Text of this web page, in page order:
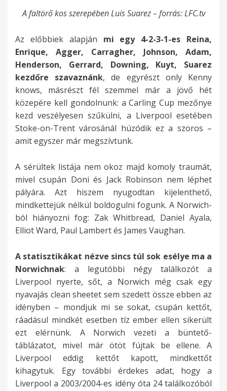
A faltörő kos szerepében Luis Suarez – forrás: LFC.tv
Az előbbiek alapján mi egy 4-2-3-1-es Reina,
Enrique, Agger, Carragher, Johnson, Adam,
Henderson, Gerrard, Downing, Kuyt, Suarez
kezdőre szavaznánk, de egyrészt only Kenny
knows, másrészt fél szemmel már a jövő hét
közepére kell gondolnunk: a Carling Cup mezőnye
kezd veszélyesen szűkülni, a Liverpool esetében
Stoke-on-Trent városánál húzódik ez a szoros –
amit egyszer már megszívtunk.
A sérültek listája nem okoz majd komoly traumát,
mivel csupán Doni és Jack Robinson nem léphet
pályára. Azt hiszem nyugodtan kijelenthető,
mindkettejük nélkül boldogulni fogunk. A Norwich-
ból hiányozni fog: Zak Whitbread, Daniel Ayala,
Elliot Ward, Paul Lambert és James Vaughan.
A statisztikákat nézve sincs túl sok esélye ma a
Norwichnak: a legutóbbi négy találkozót a
Liverpool nyerte, sőt, a Norwich még csak egy
nyavajás clean sheetet sem szedett össze ebben az
idényben – mondjuk mi se sokat, csupán kettőt,
ráadásul mindkét esetben tíz ember ellen sikerült
ezt elérnünk. A Norwich vezeti a büntető-
táblázatot, mivel már ötöt fújtak be ellene. A
Liverpool eddig kettőt kapott, mindkettőt
kihagytuk. Egy további érdekes adat, hogy a
Liverpool a 2003/2004-es idény óta 24 találkozóból